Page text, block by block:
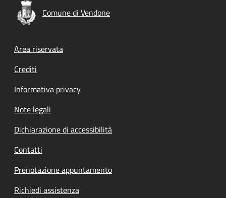
Comune di Vendone
Footer menu
Area riservata
Crediti
Informativa privacy
Note legali
Dichiarazione di accessibilità
Contatti
Prenotazione appuntamento
Richiedi assistenza